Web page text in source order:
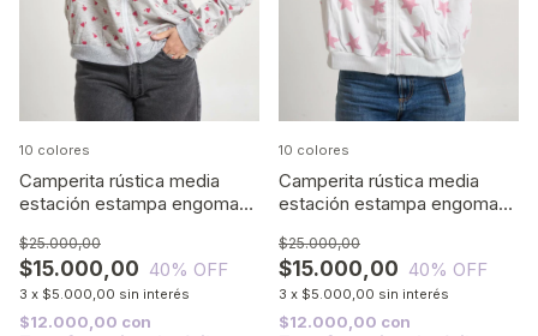
Camperita rústica media
estación estampa engomada
$15.000,00
$25.000,00
40% OFF
3 x $5.000,00 sin interés
$12.000,00 con
10 colores
Camperita rústica media
estación estampa engomada
$15.000,00
$25.000,00
40% OFF
3 x $5.000,00 sin interés
$12.000,00 con
10 colores